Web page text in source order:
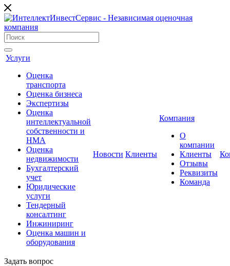
Услуги
Оценка
транcпорта
Оценка бизнеса
Экспертизы
Оценка
интеллектуальной
собственности и
НМА
Оценка
недвижимости
Бухгалтерский
учет
Юридические
услуги
Тендерный
консалтинг
Инжиниринг
Оценка машин и
оборудования
Новости Клиенты
Компания
О
компании
Клиенты
Отзывы
Реквизиты
Команда
Задать вопрос